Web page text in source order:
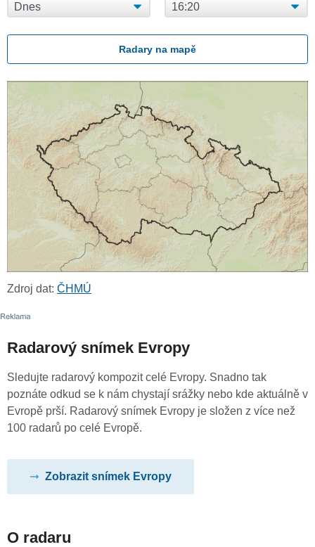
Radary na mapě
Zdroj dat: ČHMÚ
Radarový snímek Evropy
Sledujte radarový kompozit celé Evropy. Snadno tak
poznáte odkud se k nám chystají srážky nebo kde aktuálně v
Evropě prší. Radarový snímek Evropy je složen z více než
100 radarů po celé Evropě.
Zobrazit snímek Evropy
O radaru